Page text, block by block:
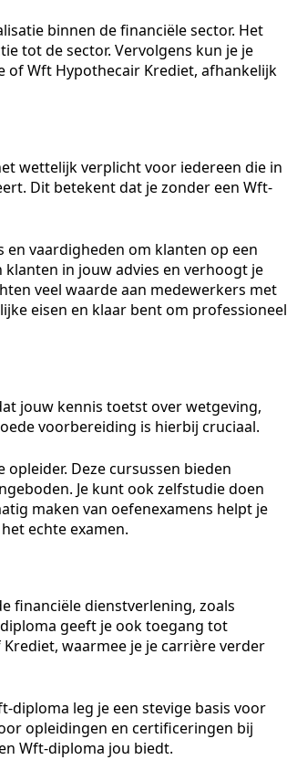
binnen de financiële sector. Het
tot de sector. Vervolgens kun je je
of Wft Hypothecair Krediet, afhankelijk
wettelijk verplicht voor iedereen die in
Dit betekent dat je zonder een Wft-
vaardigheden om klanten op een
in jouw advies en verhoogt je
veel waarde aan medewerkers met
eisen en klaar bent om professioneel
jouw kennis toetst over wetgeving,
voorbereiding is hierbij cruciaal.
Deze cursussen bieden
Je kunt ook zelfstudie doen
maken van oefenexamens helpt je
echte examen.
financiële dienstverlening, zoals
geeft je ook toegang tot
waarmee je je carrière verder
diploma leg je een stevige basis voor
opleidingen en certificeringen bij
Wft-diploma jou biedt.